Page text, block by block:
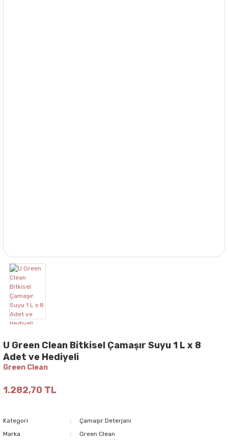
U Green Clean Bitkisel Çamaşır Suyu 1 L x 8
Adet ve Hediyeli
Green Clean
1.282,70 TL
Kategori
Çamaşır Deterjanı
Marka
Green Clean